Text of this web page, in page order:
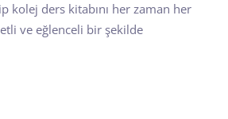
kolej ders kitabını her zaman her
ve eğlenceli bir şekilde